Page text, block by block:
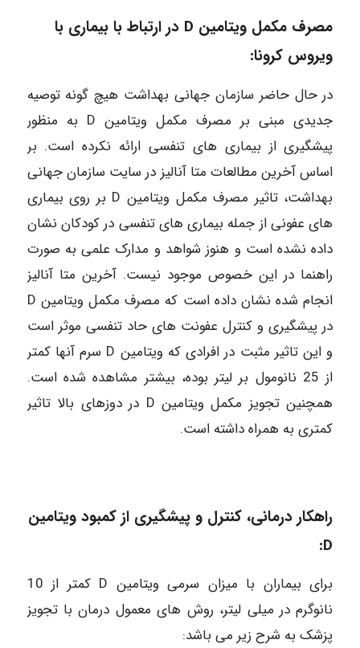
مصرف مکمل ویتامین D در ارتباط با بیماری با
ویروس کرونا:
در حال حاضر سازمان جهانی بهداشت هیچ گونه توصیه
جدیدی مبنی بر مصرف مکمل ویتامین D به منظور
پیشگیری از بیماری های تنفسی ارائه نکرده است. بر
اساس آخرین مطالعات متا آنالیز در سایت سازمان جهانی
بهداشت، تاثیر مصرف مکمل ویتامین D بر روی بیماری
های عفونی از جمله بیماری های تنفسی در کودکان نشان
داده نشده است و هنوز شواهد و مدارک علمی به صورت
راهنما در این خصوص موجود نیست. آخرین متا آنالیز
انجام شده نشان داده است که مصرف مکمل ویتامین D
در پیشگیری و کنترل عفونت های حاد تنفسی موثر است
و این تاثیر مثبت در افرادی که ویتامین D سرم آنها کمتر
از 25 نانومول بر لیتر بوده، بیشتر مشاهده شده است.
همچنین تجویز مکمل ویتامین D در دوزهای بالا تاثیر
کمتری به همراه داشته است.
راهکار درمانی، کنترل و پیشگیری از کمبود ویتامین
D:
برای بیماران با میزان سرمی ویتامین D کمتر از 10
نانوگرم در میلی لیتر، روش های معمول درمان با تجویز
پزشک به شرح زیر می باشد: